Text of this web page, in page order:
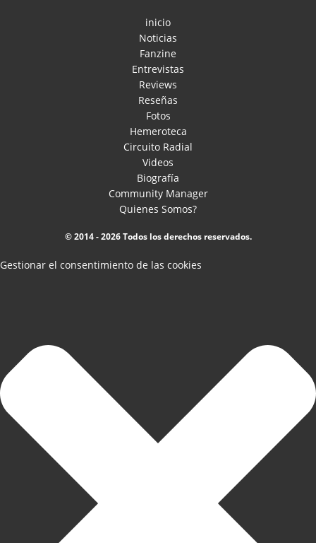
inicio
Noticias
Fanzine
Entrevistas
Reviews
Reseñas
Fotos
Hemeroteca
Circuito Radial
Videos
Biografía
Community Manager
Quienes Somos?
© 2014 - 2026 Todos los derechos reservados.
Gestionar el consentimiento de las cookies